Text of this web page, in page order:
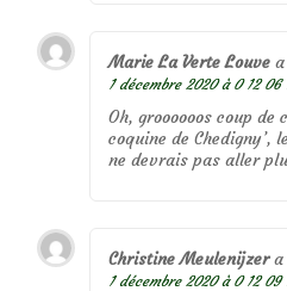
Marie La Verte Louve
1 décembre 2020 à 0 12 06
Oh, groooooos coup de
coquine de Chedigny’,
ne devrais pas aller
Christine Meulenijzer
1 décembre 2020 à 0 12 09